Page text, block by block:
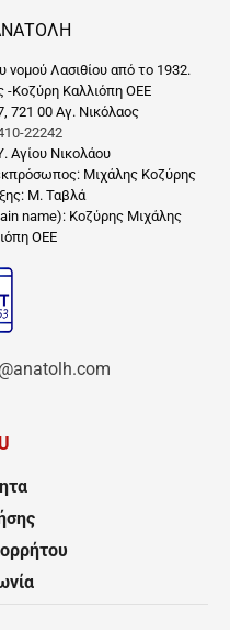
νομού Λασιθίου από το 1932.
-Κοζύρη Καλλιόπη ΟΕΕ
721 00 Αγ. Νικόλαος
22242
Νικολάου
Μιχάλης Κοζύρης
Μ. Ταβλά
name): Κοζύρης Μιχάλης
ΟΕΕ